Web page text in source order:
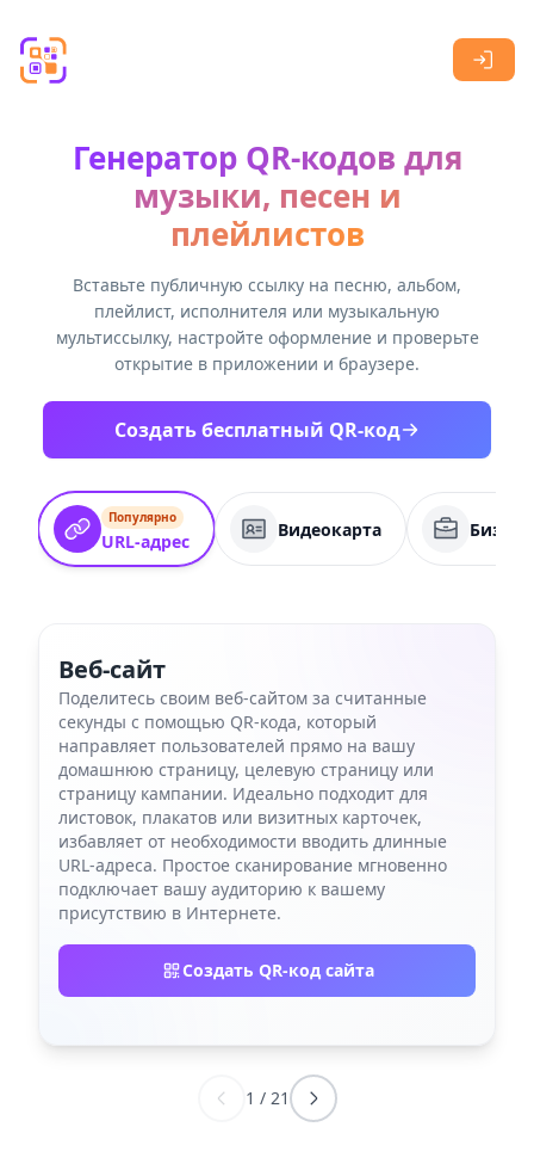
Генератор QR-кодов для
музыки, песен и
плейлистов
Вставьте публичную ссылку на песню, альбом,
плейлист, исполнителя или музыкальную
мультиссылку, настройте оформление и проверьте
открытие в приложении и браузере.
Создать бесплатный QR-код
Популярно
URL-адрес
Видеокарта
Веб-сайт
Поделитесь своим веб-сайтом за считанные
секунды с помощью QR-кода, который
направляет пользователей прямо на вашу
домашнюю страницу, целевую страницу или
страницу кампании. Идеально подходит для
листовок, плакатов или визитных карточек,
избавляет от необходимости вводить длинные
URL-адреса. Простое сканирование мгновенно
подключает вашу аудиторию к вашему
присутствию в Интернете.
Создать QR-код сайта
1 / 21